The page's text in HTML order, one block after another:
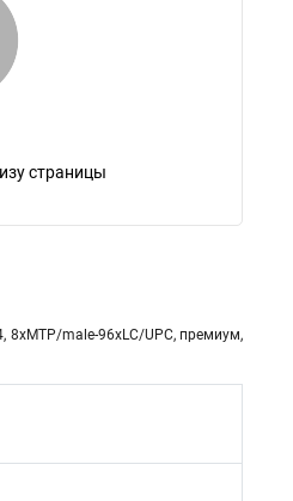
страницы
8хMTP/male-96хLC/UPC, премиум,